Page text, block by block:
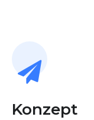
Konzept